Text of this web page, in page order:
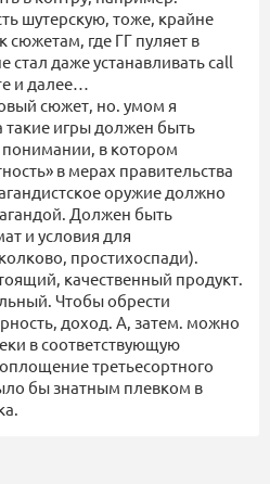
шутерскую, тоже, крайне
сюжетам, где ГГ пуляет в
стал даже устанавливать call
и далее…
сюжет, но. умом я
такие игры должен быть
в котором
в мерах правительства
оружие должно
Должен быть
и условия для
простихоспади).
качественный продукт.
Чтобы обрести
доход. А, затем. можно
в соответствующую
третьесортного
бы знатным плевком в